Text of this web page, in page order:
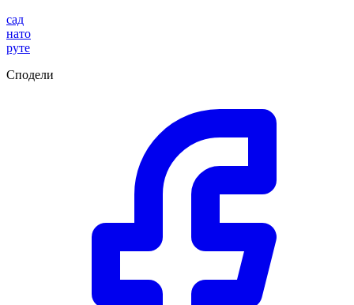
сад
нато
руте
Сподели